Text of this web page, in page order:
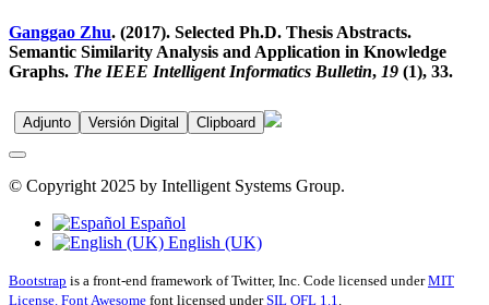
Ganggao Zhu. (2017). Selected Ph.D. Thesis Abstracts.
Semantic Similarity Analysis and Application in Knowledge
Graphs. The IEEE Intelligent Informatics Bulletin, 19 (1), 33.
Adjunto Versión Digital Clipboard
© Copyright 2025 by Intelligent Systems Group.
Español
English (UK)
Bootstrap is a front-end framework of Twitter, Inc. Code licensed underMIT
License. Font Awesome font licensed underSIL OFL 1.1